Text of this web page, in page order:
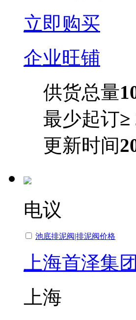
立即购买
企业旺铺
供货总量
最少起订≥
更新时间
电议
池底排泥阀|排泥阀价格
上海首泽集
上海